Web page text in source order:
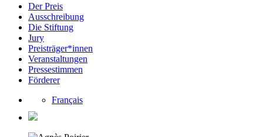
Der Preis
Ausschreibung
Die Stiftung
Jury
Preisträger*innen
Veranstaltungen
Pressestimmen
Förderer
Français